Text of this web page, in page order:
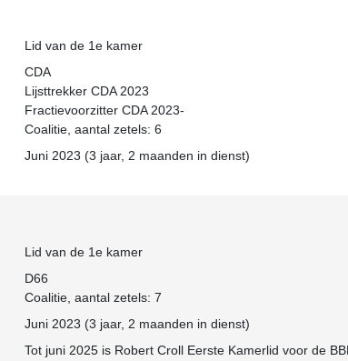
Lid van de 1e kamer
CDA
Lijsttrekker CDA 2023
Fractievoorzitter CDA 2023-
Coalitie , aantal zetels: 6
Juni 2023 (3 jaar, 2 maanden in dienst)
Lid van de 1e kamer
D66
Coalitie , aantal zetels: 7
Juni 2023 (3 jaar, 2 maanden in dienst)
Tot juni 2025 is Robert Croll Eerste Kamerlid voor de